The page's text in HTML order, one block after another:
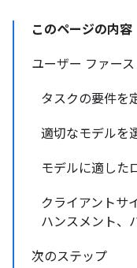
このページの内容
ユーザー ファー
タスクの要件を
適切なモデルを
モデルに適した
クライアントサ
ハンスメント、
次のステップ